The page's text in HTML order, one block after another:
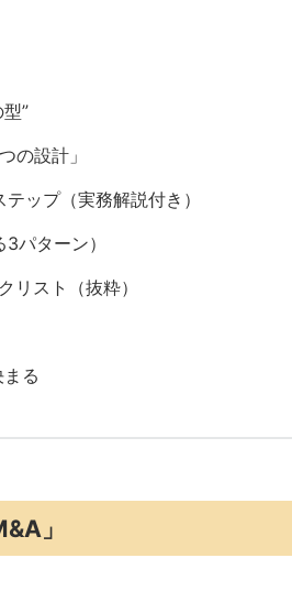
”
の設計」
ップ（実務解説付き）
パターン）
リスト（抜粋）
る
」